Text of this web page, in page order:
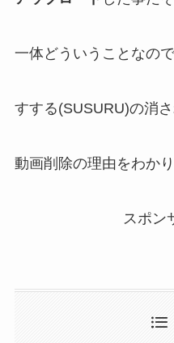
一体どういうことなので
すする(SUSURU)の消
動画削除の理由をわか
スポン